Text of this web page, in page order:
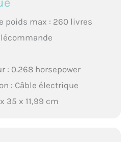
poids max : 260 livres
: 0.268 horsepower
: Câble électrique
35 x 11,99 cm